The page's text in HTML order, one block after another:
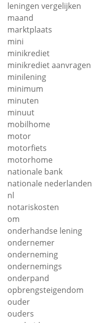
leningen vergelijken
maand
marktplaats
mini
minikrediet
minikrediet aanvragen
minilening
minimum
minuten
minuut
mobilhome
motor
motorfiets
motorhome
nationale bank
nationale nederlanden
nl
notariskosten
om
onderhandse lening
ondernemer
onderneming
ondernemings
onderpand
opbrengsteigendom
ouder
ouders